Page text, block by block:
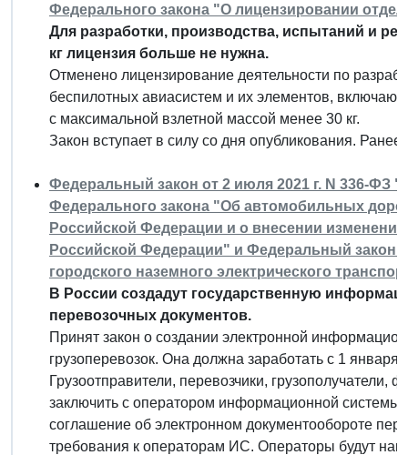
Федерального закона "О лицензировании
Для разработки, производства, испытаний и
кг лицензия больше не нужна.
Отменено лицензирование деятельности по
беспилотных авиасистем и их элементов,
с максимальной взлетной массой менее 30 кг.
Закон вступает в силу со дня опубликования.
Федеральный закон от 2 июля 2021 г. N 336-ФЗ
Федерального закона "Об автомобильных
Российской Федерации и о внесении
Российской Федерации" и Федеральный закон
городского наземного электрического
В России создадут государственную
перевозочных документов.
Принят закон о создании электронной
грузоперевозок. Она должна заработать с 1 января
Грузоотправители, перевозчики,
заключить с оператором информационной системы
соглашение об электронном документообороте
требования к операторам ИС. Операторы будут